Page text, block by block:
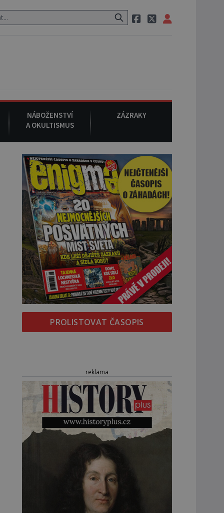
cestě utíká zvláštní psovitá šelma, údajně bájná čupakabra.
NÁBOŽENSTVÍ
A OKULTISMUS
ZÁZRAKY
PROLISTOVAT ČASOPIS
reklama